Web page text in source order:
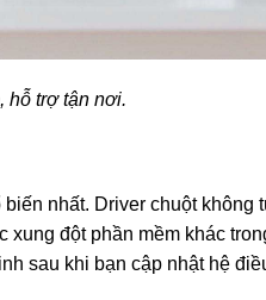
hỗ trợ tận nơi.
biến nhất. Driver chuột không
đột phần mềm khác
sau khi bạn cập nhật hệ